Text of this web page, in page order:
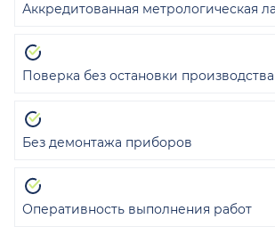
Аккредитованная метрологическая
Поверка без остановки производства
Без демонтажа приборов
Оперативность выполнения работ